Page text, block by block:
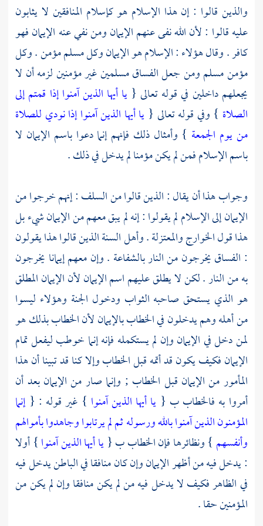
والذين قالوا : إن هذا الإسلام هو كإسلام المنافقين لا يثابون
عليه قالوا : لأن الله نفى عنهم الإيمان ومن نفي عنه الإيمان فهو
كافر . وقال هؤلاء : الإسلام هو الإيمان وكل مسلم مؤمن . وكل
مؤمن مسلم ومن جعل الفساق مسلمين غير مؤمنين لزمه أن لا
يجعلهم داخلين في قوله تعالى { يا أيها الذين آمنوا إذا قمتم إلى
الصلاة } وفي قوله تعالى { يا أيها الذين آمنوا إذا نودي للصلاة
من يوم الجمعة } وأمثال ذلك فإنهم إنما دعوا باسم الإيمان لا
باسم الإسلام فمن لم يكن مؤمنا لم يدخل في ذلك .
وجواب هذا أن يقال : الذين قالوا منالسلف: إنهم خرجوا من
الإيمان إلى الإسلام لم يقولوا : إنه لم يبق معهم من الإيمان شيء بل
هذا قولالخوارجوالمعتزلة.وأهل السنةالذين قالوا هذا يقولون
: الفساق يخرجون من النار بالشفاعة . وإن معهم إيمانا يخرجون
به من النار . لكن لا يطلق عليهم اسم الإيمان لأن الإيمان المطلق
هو الذي يستحق صاحبه الثواب ودخول الجنة وهؤلاء ليسوا
من أهله وهم يدخلون في الخطاب بالإيمان لأن الخطاب بذلك هو
لمن دخل في الإيمان وإن لم يستكمله فإنه إنما خوطب ليفعل تمام
الإيمان فكيف يكون قد أتمه قبل الخطاب وإلا كنا قد تبينا أن هذا
المأمور من الإيمان قبل الخطاب ; وإنما صار من الإيمان بعد أن
أمروا به فالخطاب ب { يا أيها الذين آمنوا } غير قوله : {إنما
المؤمنون الذين آمنوا بالله ورسوله ثم لم يرتابوا وجاهدوا بأموالهم
وأنفسهم } ونظائرها فإن الخطاب ب {يا أيها الذين آمنوا} أولا
: يدخل فيه من أظهر الإيمان وإن كان منافقا في الباطن يدخل فيه
في الظاهر فكيف لا يدخل فيه من لم يكن منافقا وإن لم يكن من
المؤمنين حقا .